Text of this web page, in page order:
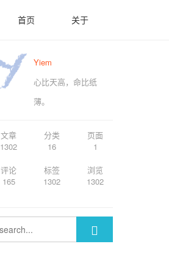
首页 关于
Yiem
心比天高，命比纸
薄。
文章
1302
评论
165
分类
16
标签
1302
页面
1
浏览
1302
